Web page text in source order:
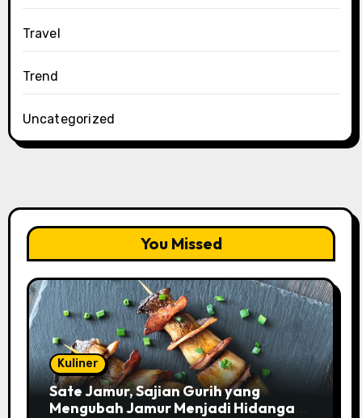
Travel
Trend
Uncategorized
You Missed
Kuliner
Sate Jamur, Sajian Gurih yang
Mengubah Jamur Menjadi Hidangan